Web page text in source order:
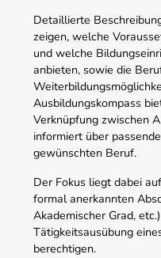
Detaillierte
zeigen, welche
und welche
anbieten, sowie die
Ausbildungskompass
Verknüpfung zwischen
informiert über
gewünschten Beruf.
Der Fokus liegt dabei
formal anerkannten
Akademischer Grad,
Tätigkeitsausübung
berechtigen.